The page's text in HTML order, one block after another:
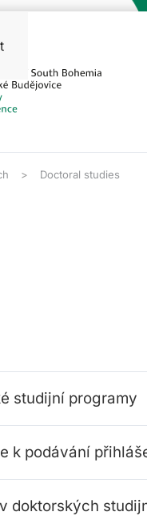
Doctoral studies
studijní programy
k podávání
doktorských